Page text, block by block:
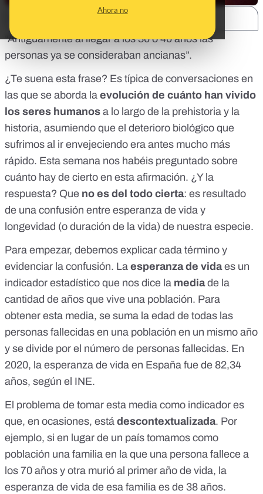
Ahora no
“Antiguamente al llegar a los 30 o 40 años las
personas ya se consideraban ancianas”.
¿Te suena esta frase? Es típica de conversaciones en
las que se aborda la evolución de cuánto han vivido
los seres humanos a lo largo de la prehistoria y la
historia, asumiendo que el deterioro biológico que
sufrimos al ir envejeciendo era antes mucho más
rápido. Esta semana nos habéis preguntado sobre
cuánto hay de cierto en esta afirmación. ¿Y la
respuesta? Que no es del todo cierta: es resultado
de una confusión entre esperanza de vida y
longevidad (o duración de la vida) de nuestra especie.
Para empezar, debemos explicar cada término y
evidenciar la confusión. La esperanza de vidaes un
indicador estadístico que nos dice la mediade la
cantidad de años que vive una población. Para
obtener esta media, se suma la edad de todas las
personas fallecidas en una población en un mismo año
y se divide por el número de personas fallecidas. En
2020, la esperanza de vida en España fue de 82,34
años, según el INE.
El problema de tomar esta media como indicador es
que, en ocasiones, está descontextualizada. Por
ejemplo, si en lugar de un país tomamos como
población una familia en la que una persona fallece a
los 70 años y otra murió al primer año de vida, la
esperanza de vida de esa familia es de 38 años.